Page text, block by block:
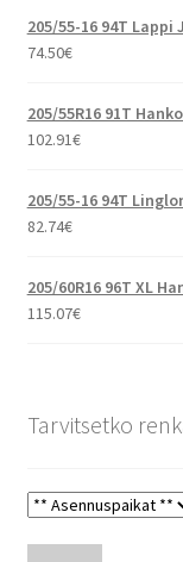
205/55-16 94T Lappi
74.50€
205/55R16 91T
102.91€
205/55-16 94T
82.74€
205/60R16 96T XL
115.07€
Tarvitsetko